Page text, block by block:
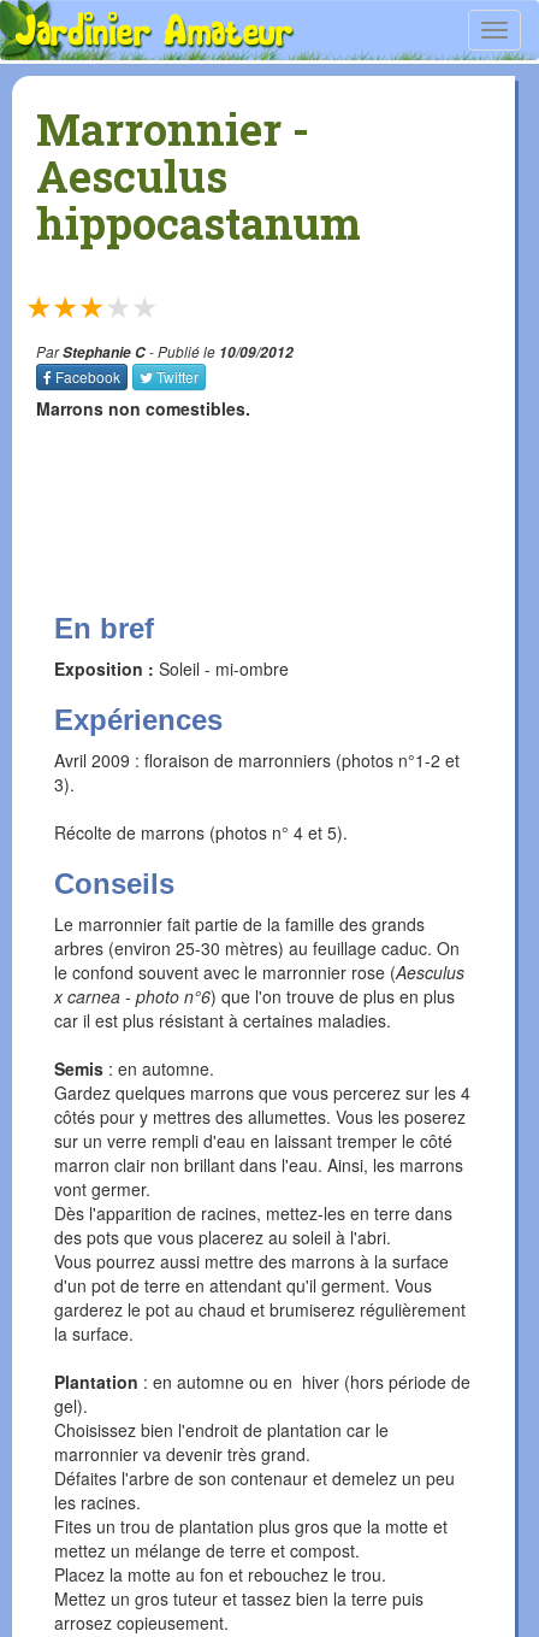
Marronnier -
Aesculus
hippocastanum
★
★
★
★
★
ParStephanie C- Publié le 10/09/2012
Facebook
Twitter
Marrons non comestibles.
En bref
Exposition : Soleil - mi-ombre
Expériences
Avril 2009 : floraison de marronniers (photos n°1-2 et
3).
Récolte de marrons (photos n° 4 et 5).
Conseils
Le marronnier fait partie de la famille des grands
arbres (environ 25-30 mètres) au feuillage caduc. On
le confond souvent avec le marronnier rose (Aesculus
x carnea - photo n°6) que l'on trouve de plus en plus
car il est plus résistant à certaines maladies.
Semis : en automne.
Gardez quelques marrons que vous percerez sur les 4
côtés pour y mettres des allumettes. Vous les poserez
sur un verre rempli d'eau en laissant tremper le côté
marron clair non brillant dans l'eau. Ainsi, les marrons
vont germer.
Dès l'apparition de racines, mettez-les en terre dans
des pots que vous placerez au soleil à l'abri.
Vous pourrez aussi mettre des marrons à la surface
d'un pot de terre en attendant qu'il germent. Vous
garderez le pot au chaud et brumiserez régulièrement
la surface.
Plantation : en automne ou en hiver (hors période de
gel).
Choisissez bien l'endroit de plantation car le
marronnier va devenir très grand.
Défaites l'arbre de son contenaur et demelez un peu
les racines.
Fites un trou de plantation plus gros que la motte et
mettez un mélange de terre et compost.
Placez la motte au fon et rebouchez le trou.
Mettez un gros tuteur et tassez bien la terre puis
arrosez copieusement.